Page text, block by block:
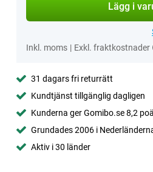
Lägg i
Inkl. moms | Exkl. fraktkostnader
31 dagars fri returrätt
Kundtjänst tillgänglig dagligen
Kunderna ger Gomibo.se 8,2
Grundades 2006 i
Aktiv i 30 länder